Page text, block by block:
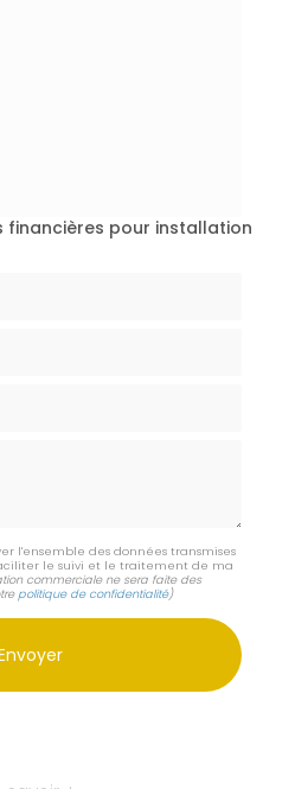
financières pour installation
l'ensemble des données transmises
le suivi et le traitement de ma
commerciale ne sera faite des
politique de confidentialité)